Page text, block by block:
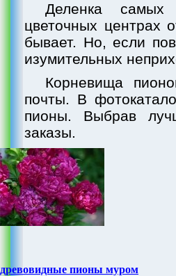
Деленка
цветочных центрах
бывает. Но, если
изумительных
Корневища
почты. В
пионы. Выбрав
заказы.
древовидные пионы муром